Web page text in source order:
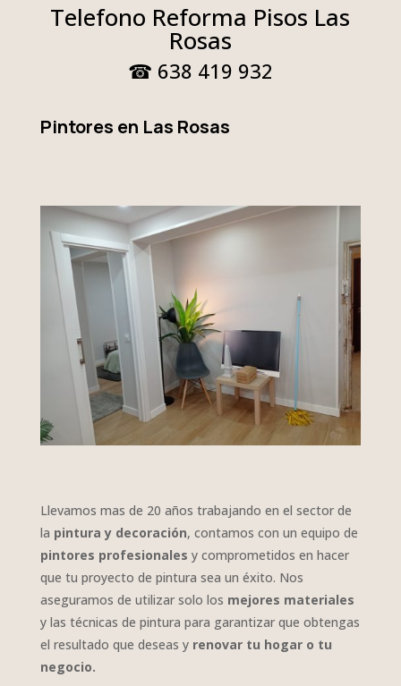
Telefono Reforma Pisos Las
Rosas
☎ 638 419 932
Pintores en Las Rosas
Llevamos mas de 20 años trabajando en el sector de
la pintura y decoración, contamos con un equipo de
pintores profesionales y comprometidos en hacer
que tu proyecto de pintura sea un éxito. Nos
aseguramos de utilizar solo los mejores materiales
y las técnicas de pintura para garantizar que obtengas
el resultado que deseas y renovar tu hogar o tu
negocio.